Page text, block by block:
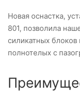
Новая оснастка,
801, позволила
силикатных
полнотелых с